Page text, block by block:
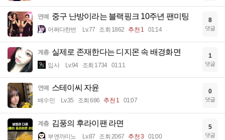
연예 중구 난방이라는 블랙핑크 10주년 팬미팅
어쩌다한번 Lv.77 조회 1862 추천 1 01:14
8
댓글
계층 실제로 존재한다는 디지몬 속 배경화면
입사 Lv.94 조회 1734 01:11
1
댓글
연예 스테이씨 자윤
배수민 Lv.35 조회 686 추천 1 01:07
0
댓글
계층 김풍의 후라이팬 라면
부엔까미노 Lv.87 조회 2067 추천 3 01:00
5
댓글